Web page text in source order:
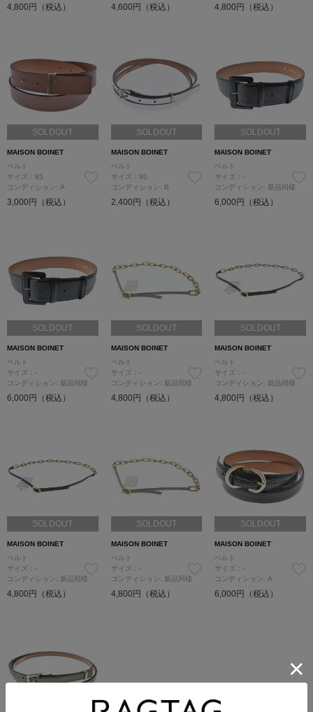
4,800円（税込） 4,600円（税込） 4,800円（税込）
SOLDOUT
MAISON BOINET
ベルト
サイズ：85
コンディション: A
3,000円（税込）
SOLDOUT
MAISON BOINET
ベルト
サイズ：80
コンディション: B
2,400円（税込）
SOLDOUT
MAISON BOINET
ベルト
サイズ：-
コンディション: 新品同様
6,000円（税込）
SOLDOUT
MAISON BOINET
ベルト
サイズ：-
コンディション: 新品同様
6,000円（税込）
SOLDOUT
MAISON BOINET
ベルト
サイズ：-
コンディション: 新品同様
4,800円（税込）
SOLDOUT
MAISON BOINET
ベルト
サイズ：-
コンディション: 新品同様
4,800円（税込）
SOLDOUT
MAISON BOINET
ベルト
サイズ：-
コンディション: 新品同様
4,800円（税込）
SOLDOUT
MAISON BOINET
ベルト
サイズ：-
コンディション: 新品同様
4,800円（税込）
SOLDOUT
MAISON BOINET
ベルト
サイズ：-
コンディション: A
6,000円（税込）